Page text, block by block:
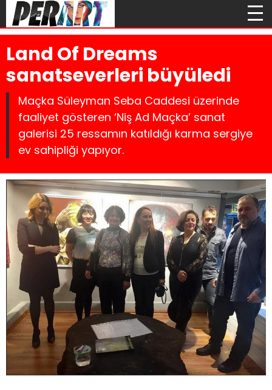
Land Of Dreams
sanatseverleri büyüledi
Maçka Süleyman Seba Caddesi üzerinde
faaliyet gösteren ‘Niş Ad Maçka’ sanat
galerisi 25 ressamın katıldığı karma sergiye
ev sahipliği yapıyor.